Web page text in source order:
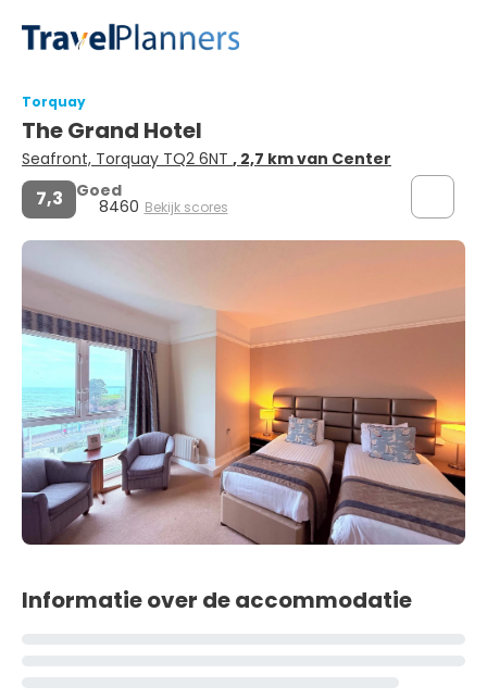
Torquay
The Grand Hotel
Seafront, Torquay TQ2 6NT , 2,7 km van Center
7,3 Goed
8460 Bekijk scores
Informatie over de accommodatie